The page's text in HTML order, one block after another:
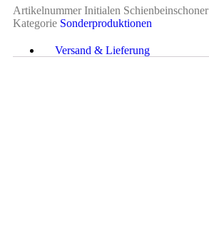
ArtikelnummerInitialen Schienbeinschoner
Kategorie Sonderproduktionen
Versand & Lieferung